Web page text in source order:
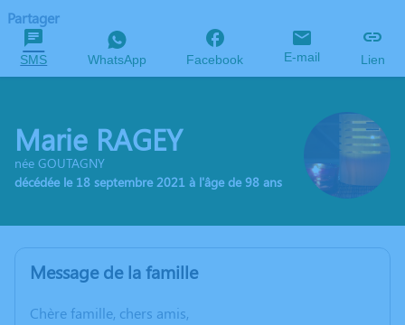
Partager
SMS WhatsApp Facebook E-mail Lien
Marie RAGEY
née GOUTAGNY
décédée le 18 septembre 2021 à l'âge de 98 ans
Message de la famille
Chère famille, chers amis,